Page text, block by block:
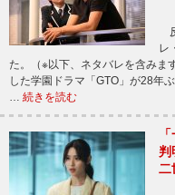
レ
た。（※以下、ネタバレを含み
した学園ドラマ「GTO」が28年
… 続きを読む
判
二